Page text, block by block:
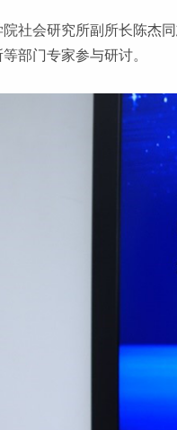
社会研究所副所长陈杰
部门专家参与研讨。